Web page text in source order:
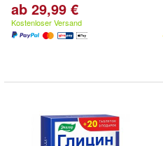
ab 29,99 €
Kostenloser Versand